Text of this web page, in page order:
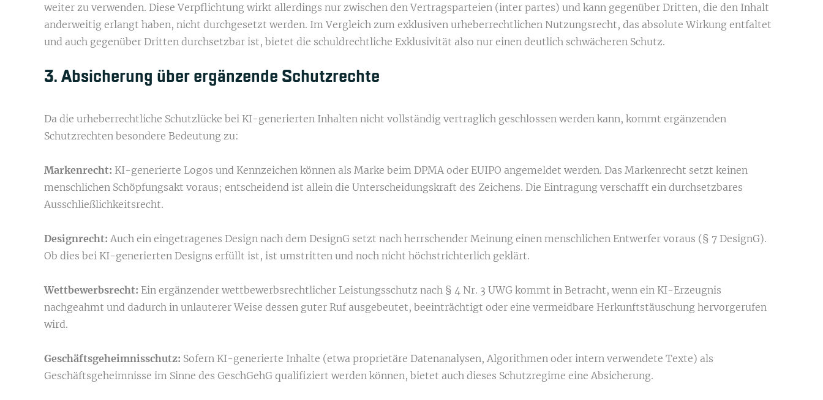
weiter zu verwenden. Diese Verpflichtung wirkt allerdings nur zwischen den Vertragsparteien (inter partes) und kann gegenüber Dritten, die den Inhalt
anderweitig erlangt haben, nicht durchgesetzt werden. Im Vergleich zum exklusiven urheberrechtlichen Nutzungsrecht, das absolute Wirkung entfaltet
und auch gegenüber Dritten durchsetzbar ist, bietet die schuldrechtliche Exklusivität also nur einen deutlich schwächeren Schutz.
3. Absicherung über ergänzende Schutzrechte
Da die urheberrechtliche Schutzlücke bei KI-generierten Inhalten nicht vollständig vertraglich geschlossen werden kann, kommt ergänzenden
Schutzrechten besondere Bedeutung zu:
Markenrecht: KI-generierte Logos und Kennzeichen können als Marke beim DPMA oder EUIPO angemeldet werden. Das Markenrecht setzt keinen
menschlichen Schöpfungsakt voraus; entscheidend ist allein die Unterscheidungskraft des Zeichens. Die Eintragung verschafft ein durchsetzbares
Ausschließlichkeitsrecht.
Designrecht: Auch ein eingetragenes Design nach dem DesignG setzt nach herrschender Meinung einen menschlichen Entwerfer voraus (§ 7 DesignG).
Ob dies bei KI-generierten Designs erfüllt ist, ist umstritten und noch nicht höchstrichterlich geklärt.
Wettbewerbsrecht: Ein ergänzender wettbewerbsrechtlicher Leistungsschutz nach § 4 Nr. 3 UWG kommt in Betracht, wenn ein KI-Erzeugnis
nachgeahmt und dadurch in unlauterer Weise dessen guter Ruf ausgebeutet, beeinträchtigt oder eine vermeidbare Herkunftstäuschung hervorgerufen
wird.
Geschäftsgeheimnisschutz: Sofern KI-generierte Inhalte (etwa proprietäre Datenanalysen, Algorithmen oder intern verwendete Texte) als
Geschäftsgeheimnisse im Sinne des GeschGehG qualifiziert werden können, bietet auch dieses Schutzregime eine Absicherung.